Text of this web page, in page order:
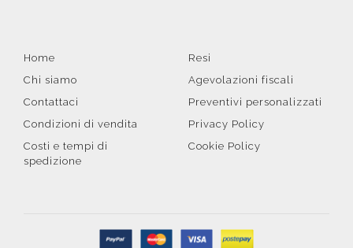
Home
Chi siamo
Contattaci
Condizioni di vendita
Costi e tempi di
spedizione
Resi
Agevolazioni fiscali
Preventivi personalizzati
Privacy Policy
Cookie Policy